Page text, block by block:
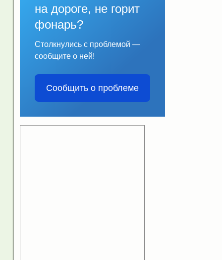
на дороге, не горит
фонарь?
Столкнулись с проблемой —
сообщите о ней!
Сообщить о проблеме